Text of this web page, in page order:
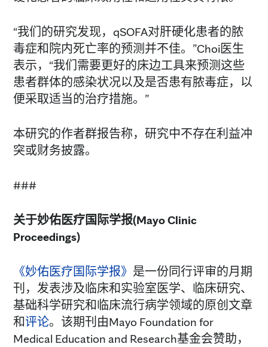
“我们的研究发现，qSOFA对肝硬化患者的脓
毒症和院内死亡率的预测并不佳。”Choi医生
表示，“我们需要更好的床边工具来预测这些
患者群体的感染状况以及是否患有脓毒症，以
便采取适当的治疗措施。”
本研究的作者群报告称，研究中不存在利益冲
突或财务披露。
###
关于妙佑医疗国际学报(Mayo Clinic
Proceedings)
《妙佑医疗国际学报》 是一份同行评审的月期
刊，发表涉及临床和实验室医学、临床研究、
基础科学研究和临床流行病学领域的原创文章
和评论。该期刊由Mayo Foundation for
Medical Education and Research基金会赞助，